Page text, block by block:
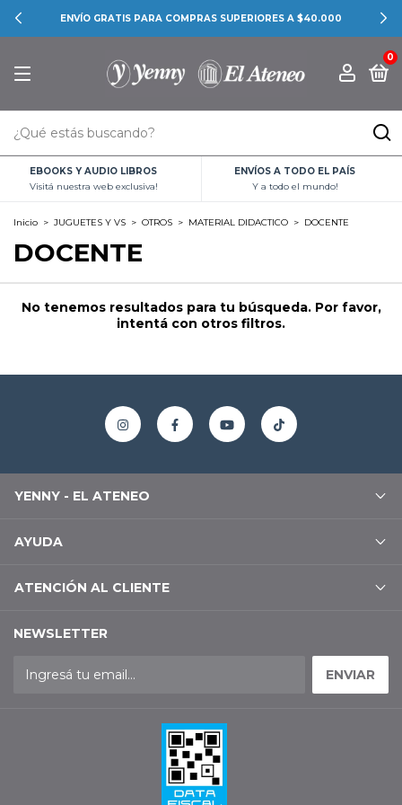
ENVÍO GRATIS PARA COMPRAS SUPERIORES A $40.000
0
EBOOKS Y AUDIO LIBROS
Visitá nuestra web exclusiva!
ENVÍOS A TODO EL PAÍS
Y a todo el mundo!
Inicio > JUGUETES Y VS > OTROS > MATERIAL DIDACTICO > DOCENTE
DOCENTE
No tenemos resultados para tu búsqueda. Por favor,
intentá con otros filtros.
YENNY - EL ATENEO
AYUDA
ATENCIÓN AL CLIENTE
NEWSLETTER